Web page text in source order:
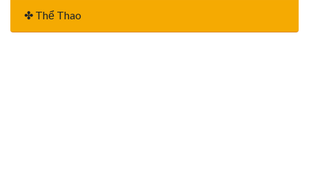
✤ Thể Thao